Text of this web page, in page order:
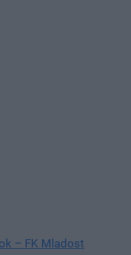
– FK Mladost